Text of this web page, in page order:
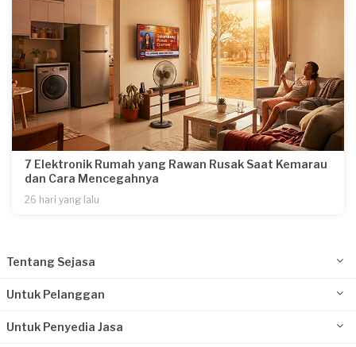
7 Elektronik Rumah yang Rawan Rusak Saat Kemarau
dan Cara Mencegahnya
26 hari yang lalu
Tentang Sejasa
Untuk Pelanggan
Untuk Penyedia Jasa